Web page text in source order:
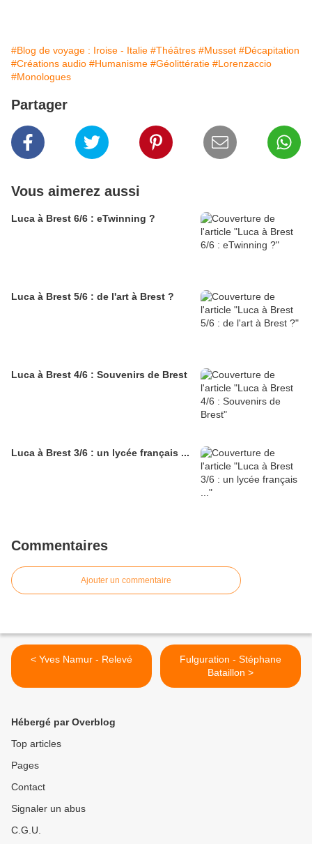
#Blog de voyage : Iroise - Italie #Théâtres #Musset #Décapitation
#Créations audio #Humanisme #Géolittératie #Lorenzaccio
#Monologues
Partager
Vous aimerez aussi
Luca à Brest 6/6 : eTwinning ?
Luca à Brest 5/6 : de l'art à Brest ?
Luca à Brest 4/6 : Souvenirs de Brest
Luca à Brest 3/6 : un lycée français ...
Commentaires
Ajouter un commentaire
< Yves Namur - Relevé
Fulguration - Stéphane
Bataillon >
Hébergé par Overblog
Top articles
Pages
Contact
Signaler un abus
C.G.U.